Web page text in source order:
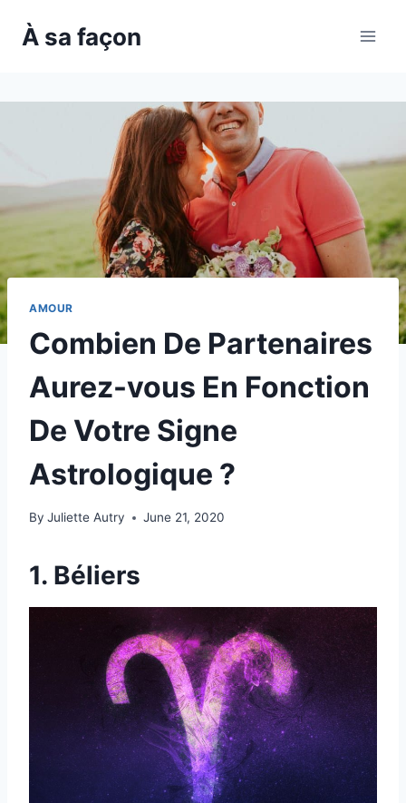
À sa façon
AMOUR
Combien De Partenaires
Aurez-vous En Fonction
De Votre Signe
Astrologique ?
By Juliette Autry June 21, 2020
1. Béliers